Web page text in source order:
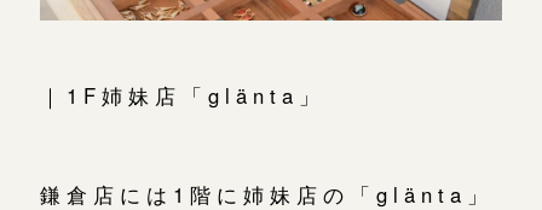
｜1F姉妹店「glänta」
鎌倉店には1階に姉妹店の「glänta」